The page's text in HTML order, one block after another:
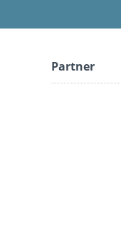
Partner